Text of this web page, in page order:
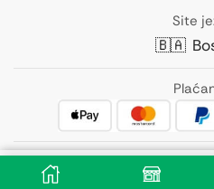
8,10
Site
🇧🇦
Pratite